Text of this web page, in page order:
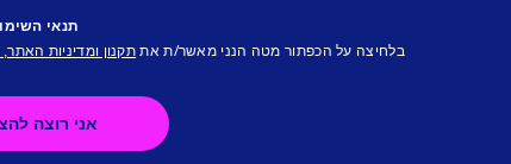
תנאי
בלחיצה על הכפתור מטה הנני מאשר/ת את תקנון ומדיניות האתר,